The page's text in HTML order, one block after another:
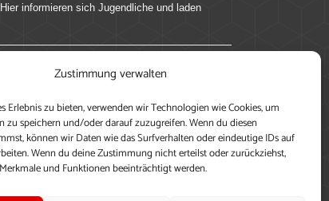
Zustimmung verwalten
Erlebnis zu bieten, verwenden wir Technologien wie Cookies, um
zu speichern und/oder darauf zuzugreifen. Wenn du diesen
können wir Daten wie das Surfverhalten oder eindeutige IDs auf
Wenn du deine Zustimmung nicht erteilst oder zurückziehst,
und Funktionen beeinträchtigt werden.
informieren sich Jugendliche und laden
deine Perspektive und veröffentliche
zu können, ein Profil anzulegen, eigene